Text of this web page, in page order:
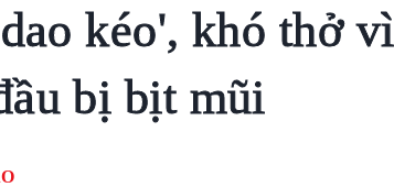
kéo', khó thở
bị bịt mũi